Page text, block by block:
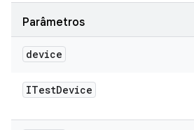
Parâmetros
device
ITestDevice